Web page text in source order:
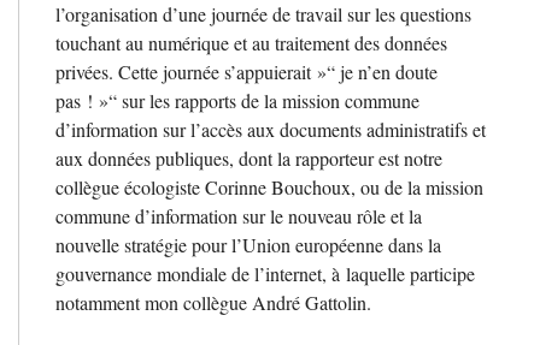
l’organisation d’une journée de travail sur les questions
touchant au numérique et au traitement des données
privées. Cette journée s’appuierait »“ je n’en doute
pas ! »“ sur les rapports de la mission commune
d’information sur l’accès aux documents administratifs et
aux données publiques, dont la rapporteur est notre
collègue écologiste Corinne Bouchoux, ou de la mission
commune d’information sur le nouveau rôle et la
nouvelle stratégie pour l’Union européenne dans la
gouvernance mondiale de l’internet, à laquelle participe
notamment mon collègue André Gattolin.